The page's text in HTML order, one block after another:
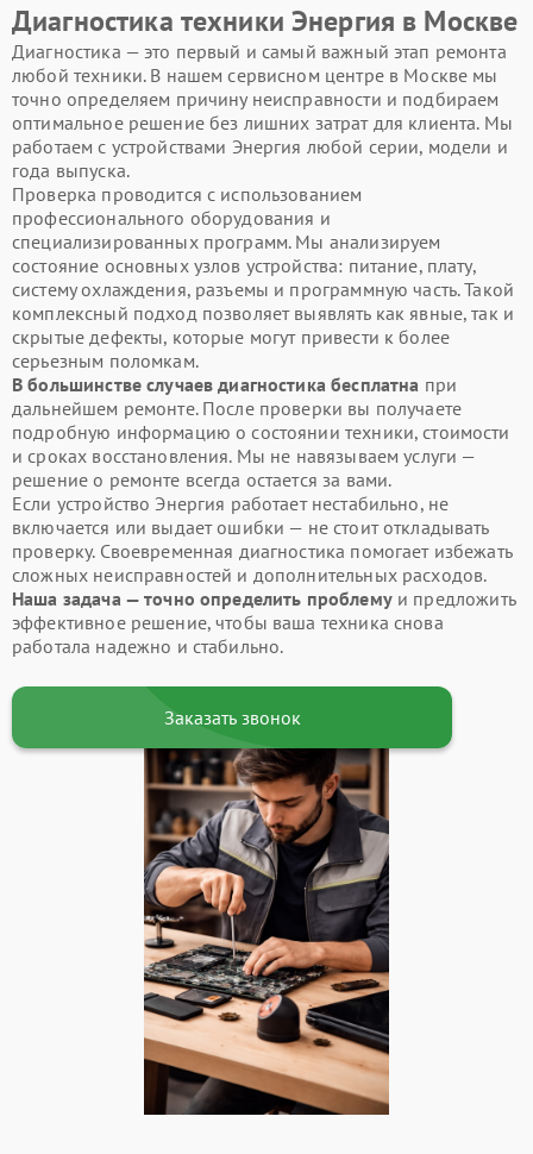
Диагностика техники Энергия в Москве
Диагностика — это первый и самый важный этап ремонта
любой техники. В нашем сервисном центре в Москве мы
точно определяем причину неисправности и подбираем
оптимальное решение без лишних затрат для клиента. Мы
работаем с устройствами Энергия любой серии, модели и
года выпуска.
Проверка проводится с использованием
профессионального оборудования и
специализированных программ. Мы анализируем
состояние основных узлов устройства: питание, плату,
систему охлаждения, разъемы и программную часть. Такой
комплексный подход позволяет выявлять как явные, так и
скрытые дефекты, которые могут привести к более
серьезным поломкам.
В большинстве случаев диагностика бесплатна при
дальнейшем ремонте. После проверки вы получаете
подробную информацию о состоянии техники, стоимости
и сроках восстановления. Мы не навязываем услуги —
решение о ремонте всегда остается за вами.
Если устройство Энергия работает нестабильно, не
включается или выдает ошибки — не стоит откладывать
проверку. Своевременная диагностика помогает избежать
сложных неисправностей и дополнительных расходов.
Наша задача — точно определить проблемуи предложить
эффективное решение, чтобы ваша техника снова
работала надежно и стабильно.
Заказать звонок